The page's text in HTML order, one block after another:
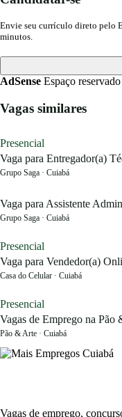
Envie seu currículo direto pelo
minutos.
AdSense Espaço
Vagas similares
Presencial
Vaga para Entregador(a)
Grupo Saga · Cuiabá
Vaga para Assistente
Grupo Saga · Cuiabá
Presencial
Vaga para Vendedor(a)
Casa do Celular · Cuiabá
Presencial
Vagas de Emprego na Pão
Pão & Arte · Cuiabá
Vagas de emprego,